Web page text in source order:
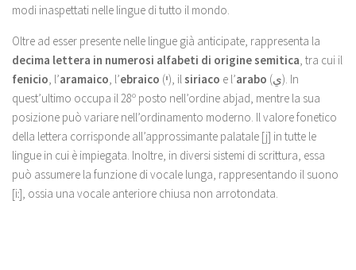
modi inaspettati nelle lingue di tutto il mondo.
Oltre ad esser presente nelle lingue già anticipate, rappresenta la
decima lettera in numerosi alfabeti di origine semitica , tra cui il
fenicio , l’aramaico , l’ebraico (י‎), il siriaco e l’arabo (ي‎). In
quest’ultimo occupa il 28º posto nell’ordine abjad, mentre la sua
posizione può variare nell’ordinamento moderno. Il valore fonetico
della lettera corrisponde all’approssimante palatale [j] in tutte le
lingue in cui è impiegata. Inoltre, in diversi sistemi di scrittura, essa
può assumere la funzione di vocale lunga, rappresentando il suono
[iː], ossia una vocale anteriore chiusa non arrotondata.